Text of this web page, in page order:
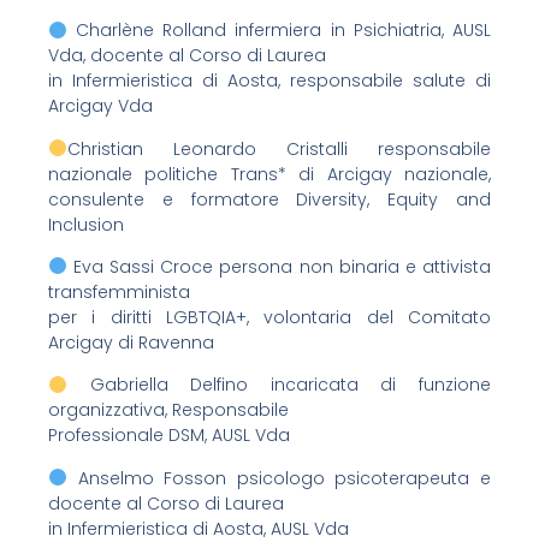
Charlène Rolland infermiera in Psichiatria, AUSL
Vda, docente al Corso di Laurea
in Infermieristica di Aosta, responsabile salute di
Arcigay Vda
Christian Leonardo Cristalli responsabile
nazionale politiche Trans* di Arcigay nazionale,
consulente e formatore Diversity, Equity and
Inclusion
Eva Sassi Croce persona non binaria e attivista
transfemminista
per i diritti LGBTQIA+, volontaria del Comitato
Arcigay di Ravenna
Gabriella Delfino incaricata di funzione
organizzativa, Responsabile
Professionale DSM, AUSL Vda
Anselmo Fosson psicologo psicoterapeuta e
docente al Corso di Laurea
in Infermieristica di Aosta, AUSL Vda